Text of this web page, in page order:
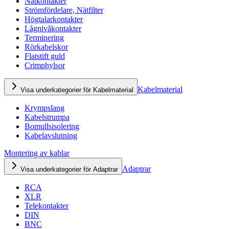
Strömfördelare, Nätfilter
Högtalarkontakter
Lågnivåkontakter
Terminering
Rörkabelskor
Flatstift guld
Crimphylsor
Visa underkategorier för Kabelmaterial Kabelmaterial
Krympslang
Kabelstrumpa
Bomullsisolering
Kabelavslutning
Montering av kablar
Visa underkategorier för Adaptrar Adaptrar
RCA
XLR
Telekontakter
DIN
BNC